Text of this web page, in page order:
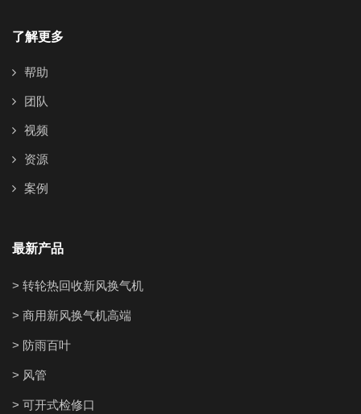
了解更多
帮助
团队
视频
资源
案例
最新产品
> 转轮热回收新风换气机
> 商用新风换气机高端
> 防雨百叶
> 风管
> 可开式检修口